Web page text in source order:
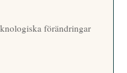
förändringar